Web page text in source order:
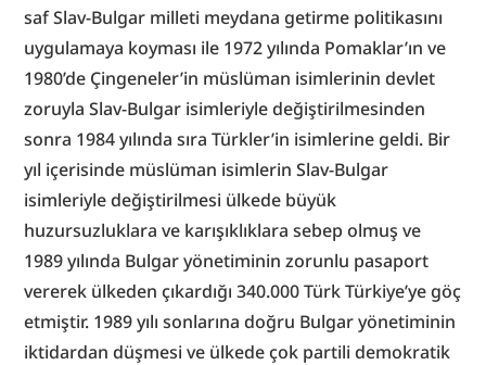
saf Slav-Bulgar milleti meydana getirme politikasını
uygulamaya koyması ile 1972 yılında Pomaklar’ın ve
1980’de Çingeneler’in müslüman isimlerinin devlet
zoruyla Slav-Bulgar isimleriyle değiştirilmesinden
sonra 1984 yılında sıra Türkler’in isimlerine geldi. Bir
yıl içerisinde müslüman isimlerin Slav-Bulgar
isimleriyle değiştirilmesi ülkede büyük
huzursuzluklara ve karışıklıklara sebep olmuş ve
1989 yılında Bulgar yönetiminin zorunlu pasaport
vererek ülkeden çıkardığı 340.000 Türk Türkiye’ye göç
etmiştir. 1989 yılı sonlarına doğru Bulgar yönetiminin
iktidardan düşmesi ve ülkede çok partili demokratik